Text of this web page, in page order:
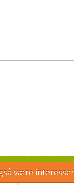
være